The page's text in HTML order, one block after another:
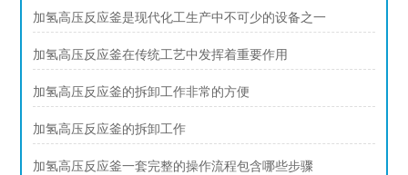
加氢高压反应釜是现代化工生产中不可少的设备之一
加氢高压反应釜在传统工艺中发挥着重要作用
加氢高压反应釜的拆卸工作非常的方便
加氢高压反应釜的拆卸工作
加氢高压反应釜一套完整的操作流程包含哪些步骤